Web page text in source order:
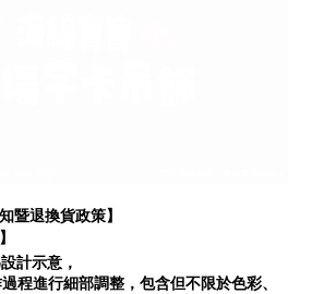
暨退換貨政策】
計示意，
程進行細部調整，包含但不限於色彩、